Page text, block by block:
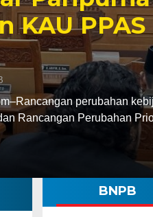
KAU
perubahan
Rancangan Perubahan
BNPB